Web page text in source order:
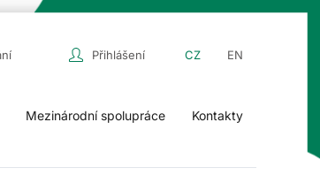
Přihlášení CZ EN
Mezinárodní spolupráce Kontakty